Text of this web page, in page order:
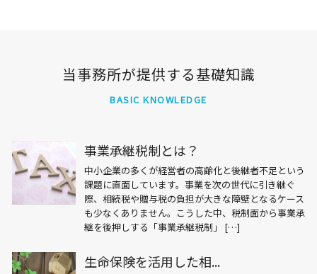
当事務所が提供する基礎知識
BASIC KNOWLEDGE
事業承継税制とは？
中小企業の多くが経営者の高齢化と後継者不足という
課題に直面しています。事業を次の世代に引き継ぐ
際、相続税や贈与税の負担が大きな障壁となるケース
も少なくありません。こうした中、税制面から事業承
継を後押しする「事業承継税制」 […]
生命保険を活用した相...